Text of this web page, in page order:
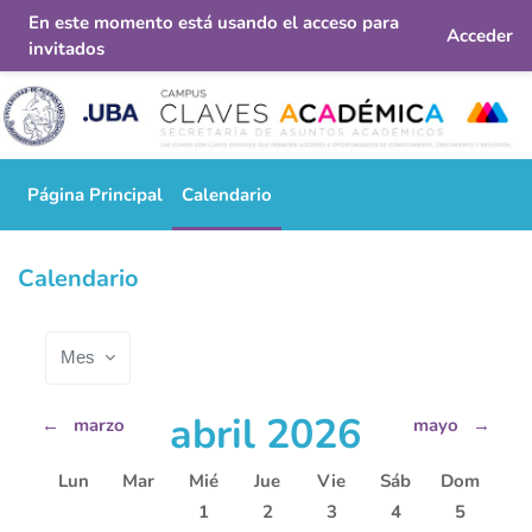
Salta al contenido principal
En este momento está usando el acceso para
invitados
Acceder
Página Principal Calendario
Calendario
Mes
← marzo abril 2026 mayo →
Lunes
Lun Martes
Mar Miércoles
Mié Jueves
Jue Viernes
Vie Sábado
Sáb Domingo
Dom
Sin eventos, miércoles, 1 abril
1 Sin eventos, jueves, 2 abril
2 Sin eventos, viernes, 3
3 Sin eventos,
4 Sin
5